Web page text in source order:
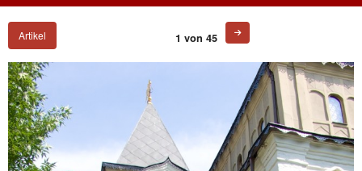
Artikel 1 von 45